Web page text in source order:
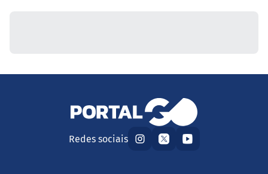
Redes sociais